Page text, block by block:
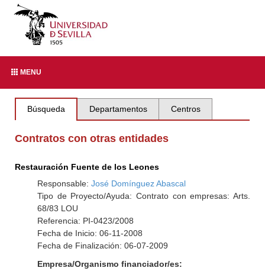
MENU
Búsqueda Departamentos Centros
Contratos con otras entidades
Restauración Fuente de los Leones
Responsable: José Domínguez Abascal
Tipo de Proyecto/Ayuda: Contrato con empresas: Arts.
68/83 LOU
Referencia: PI-0423/2008
Fecha de Inicio: 06-11-2008
Fecha de Finalización: 06-07-2009
Empresa/Organismo financiador/es: